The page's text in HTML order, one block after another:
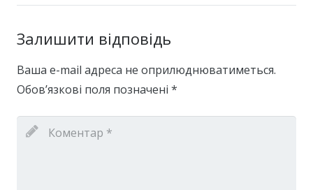
Залишити відповідь
Ваша e-mail адреса не оприлюднюватиметься.
Обов’язкові поля позначені *